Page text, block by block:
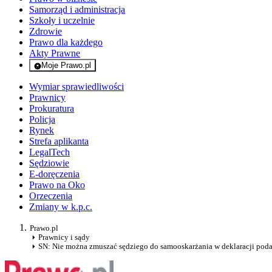
Samorząd i administracja
Szkoły i uczelnie
Zdrowie
Prawo dla każdego
Akty Prawne
Moje Prawo.pl
- rejestracja i logowanie do serwisu
Wymiar sprawiedliwości
Prawnicy
Prokuratura
Policja
Rynek
Strefa aplikanta
LegalTech
Sędziowie
E-doręczenia
Prawo na Oko
Orzeczenia
Zmiany w k.p.c.
Prawo.pl
Prawnicy i sądy
SN: Nie można zmuszać sędziego do samooskarżania w deklaracji